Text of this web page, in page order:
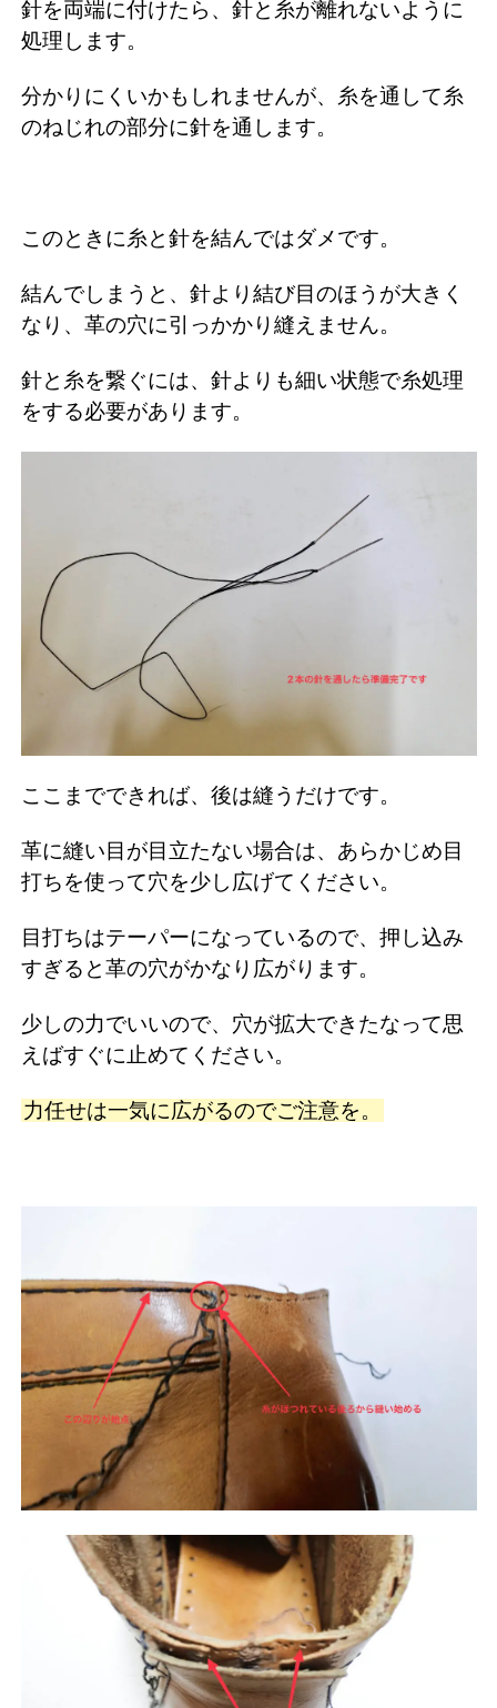
針を両端に付けたら、針と糸が離れないように
処理します。
分かりにくいかもしれませんが、糸を通して糸
のねじれの部分に針を通します。
このときに糸と針を結んではダメです。
結んでしまうと、針より結び目のほうが大きく
なり、革の穴に引っかかり縫えません。
針と糸を繋ぐには、針よりも細い状態で糸処理
をする必要があります。
ここまでできれば、後は縫うだけです。
革に縫い目が目立たない場合は、あらかじめ目
打ちを使って穴を少し広げてください。
目打ちはテーパーになっているので、押し込み
すぎると革の穴がかなり広がります。
少しの力でいいので、穴が拡大できたなって思
えばすぐに止めてください。
力任せは一気に広がるのでご注意を。